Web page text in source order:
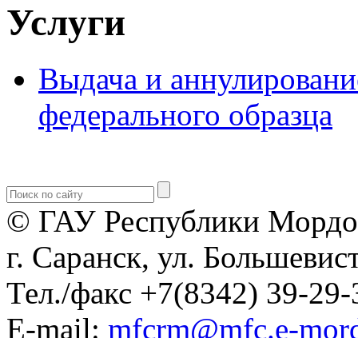
Услуги
Выдача и
федерального образца
© ГАУ Республики
г. Саранск, ул.
Тел./факс +7(8342) 39-29-
E-mail: mfcrm@mfc.e-